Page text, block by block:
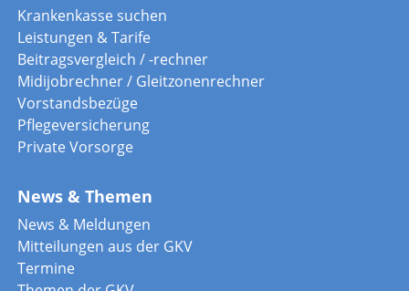
Krankenkasse suchen
Leistungen & Tarife
Beitragsvergleich / -rechner
Midijobrechner / Gleitzonenrechner
Vorstandsbezüge
Pflegeversicherung
Private Vorsorge
News & Themen
News & Meldungen
Mitteilungen aus der GKV
Termine